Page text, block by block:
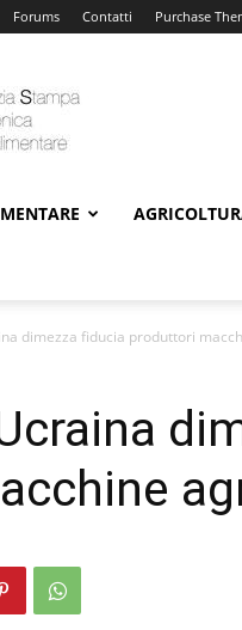
Forums Contatti Purchase
dimezza fiducia produttori